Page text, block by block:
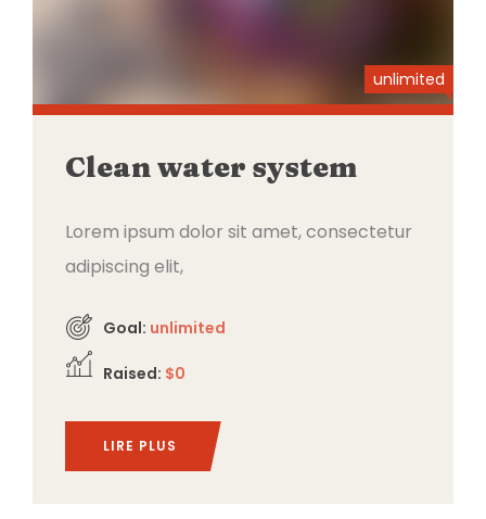
unlimited
Clean water system
Lorem ipsum dolor sit amet, consectetur
adipiscing elit,
Goal: unlimited
Raised: $0
LIRE PLUS